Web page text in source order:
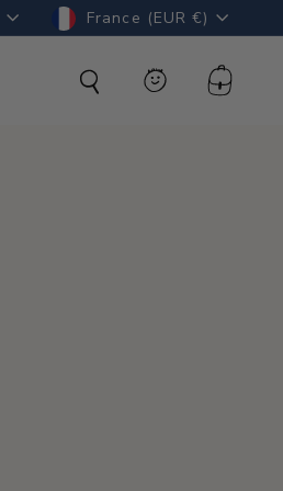
Devise France (EUR €)
RechercherComptePanier